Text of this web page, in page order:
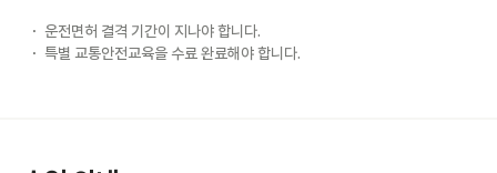
운전면허 결격 기간이 지나야 합니다.
특별 교통안전교육을 수료 완료해야 합니다.